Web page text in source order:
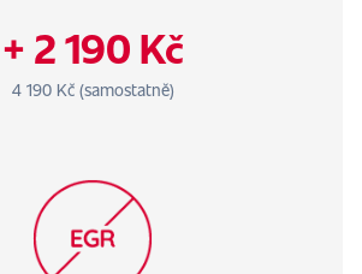
+ 2 190 Kč
4 190 Kč (samostatně)